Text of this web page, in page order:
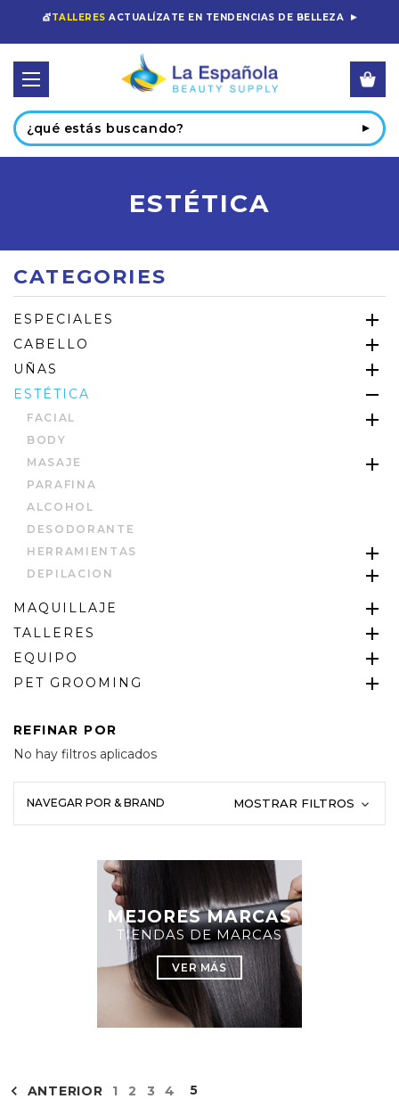
💇TALLERES ACTUALÍZATE EN TENDENCIAS DE BELLEZA
Buscar
ESTÉTICA
CATEGORIES
ESPECIALES
CABELLO
UÑAS
ESTÉTICA
FACIAL
BODY
MASAJE
PARAFINA
ALCOHOL
DESODORANTE
HERRAMIENTAS
DEPILACION
MAQUILLAJE
TALLERES
EQUIPO
PET GROOMING
REFINAR POR
No hay filtros aplicados
NAVEGAR POR & BRAND MOSTRAR FILTROS
MEJORES MARCAS
TIENDAS DE MARCAS
VER MÁS
ANTERIOR 1 2 3 4 5